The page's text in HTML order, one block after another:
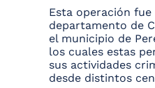
Esta operación
departamento de
el municipio de
los cuales estas
sus actividades
desde distintos